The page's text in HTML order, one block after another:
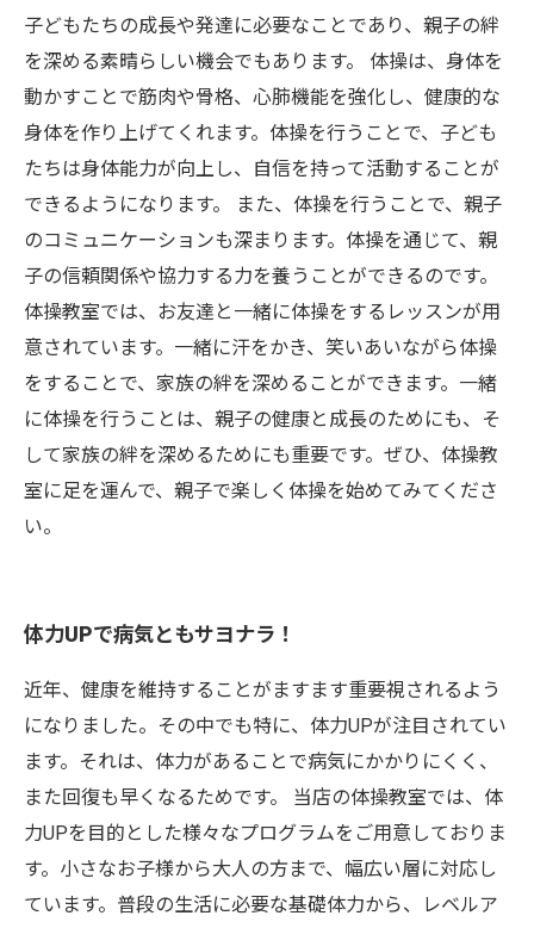
子どもたちの成長や発達に必要なことであり、親子の絆
を深める素晴らしい機会でもあります。 体操は、身体を
動かすことで筋肉や骨格、心肺機能を強化し、健康的な
身体を作り上げてくれます。体操を行うことで、子ども
たちは身体能力が向上し、自信を持って活動することが
できるようになります。 また、体操を行うことで、親子
のコミュニケーションも深まります。体操を通じて、親
子の信頼関係や協力する力を養うことができるのです。
体操教室では、お友達と一緒に体操をするレッスンが用
意されています。一緒に汗をかき、笑いあいながら体操
をすることで、家族の絆を深めることができます。一緒
に体操を行うことは、親子の健康と成長のためにも、そ
して家族の絆を深めるためにも重要です。ぜひ、体操教
室に足を運んで、親子で楽しく体操を始めてみてくださ
い。
体力UPで病気ともサヨナラ！
近年、健康を維持することがますます重要視されるよう
になりました。その中でも特に、体力UPが注目されてい
ます。それは、体力があることで病気にかかりにくく、
また回復も早くなるためです。 当店の体操教室では、体
力UPを目的とした様々なプログラムをご用意しておりま
す。小さなお子様から大人の方まで、幅広い層に対応し
ています。普段の生活に必要な基礎体力から、レベルア